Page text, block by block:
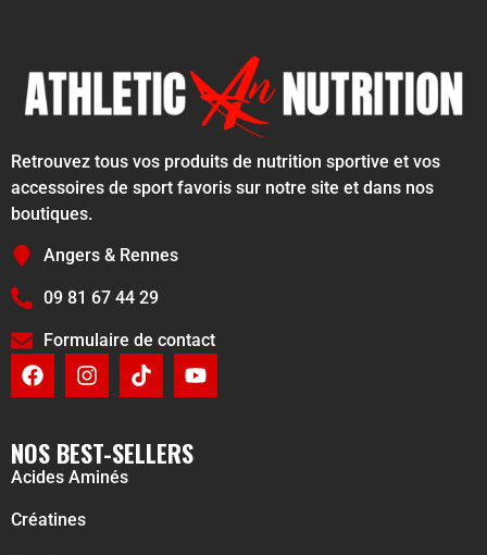
Retrouvez tous vos produits de nutrition sportive et vos
accessoires de sport favoris sur notre site et dans nos
boutiques.
Angers & Rennes
09 81 67 44 29
Formulaire de contact
NOS BEST-SELLERS
Acides Aminés
Créatines